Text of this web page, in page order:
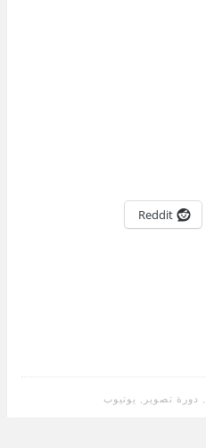
Reddit
, دورة تصوير , يوتيوب